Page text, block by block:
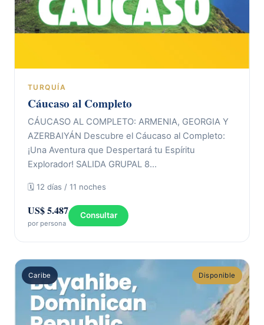
TURQUÍA
Cáucaso al Completo
CÁUCASO AL COMPLETO: ARMENIA, GEORGIA Y
AZERBAIYÁN Descubre el Cáucaso al Completo:
¡Una Aventura que Despertará tu Espíritu
Explorador! SALIDA GRUPAL 8…
🗓 12 días / 11 noches
US$ 5.487
por persona
Consultar
Caribe Disponible